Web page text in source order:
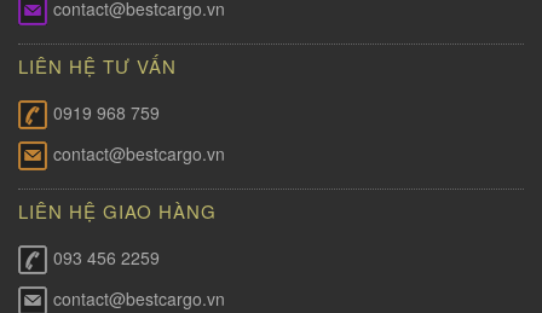
contact@bestcargo.vn
LIÊN HỆ TƯ VẤN
0919 968 759
contact@bestcargo.vn
LIÊN HỆ GIAO HÀNG
093 456 2259
contact@bestcargo.vn